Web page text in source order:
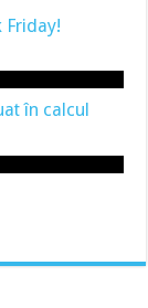
Friday!
în calcul